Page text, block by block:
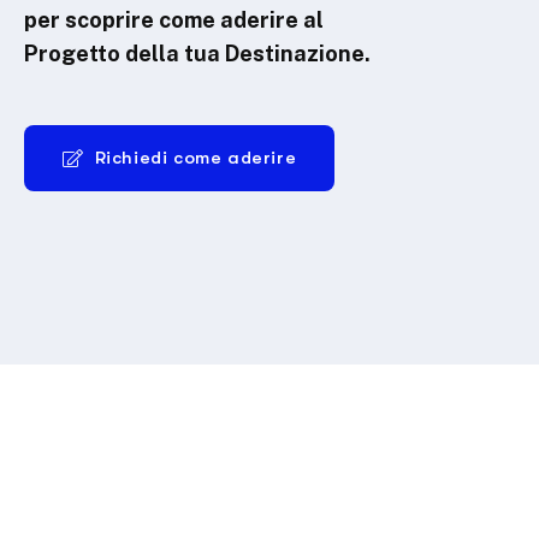
per scoprire come aderire al
Progetto della tua Destinazione.
Richiedi come aderire